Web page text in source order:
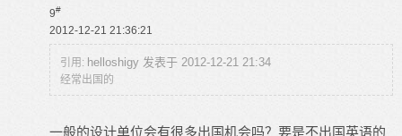
9#
2012-12-21 21:36:21
引用: helloshigy 发表于 2012-12-21 21:34
经常出国的
一般的设计单位会有很多出国机会吗？要是不出国英语的